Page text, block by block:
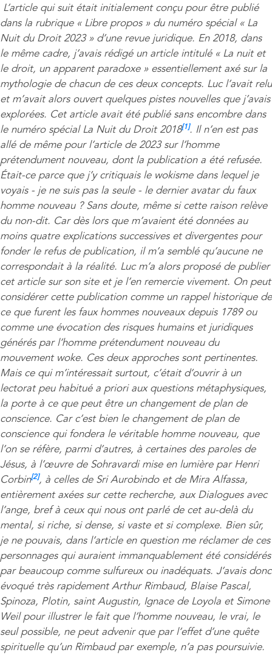
L’article qui suit était initialement conçu pour être publié
dans la rubrique « Libre propos » du numéro spécial « La
Nuit du Droit 2023 » d’une revue juridique. En 2018, dans
le même cadre, j’avais rédigé un article intitulé « La nuit et
le droit, un apparent paradoxe » essentiellement axé sur la
mythologie de chacun de ces deux concepts. Luc l’avait relu
et m’avait alors ouvert quelques pistes nouvelles que j’avais
explorées. Cet article avait été publié sans encombre dans
le numéro spécial La Nuit du Droit 2018[1]. Il n’en est pas
allé de même pour l’article de 2023 sur l’homme
prétendument nouveau, dont la publication a été refusée.
Était-ce parce que j’y critiquais le wokisme dans lequel je
voyais - je ne suis pas la seule - le dernier avatar du faux
homme nouveau ? Sans doute, même si cette raison relève
du non-dit. Car dès lors que m’avaient été données au
moins quatre explications successives et divergentes pour
fonder le refus de publication, il m’a semblé qu’aucune ne
correspondait à la réalité. Luc m’a alors proposé de publier
cet article sur son site et je l’en remercie vivement. On peut
considérer cette publication comme un rappel historique de
ce que furent les faux hommes nouveaux depuis 1789 ou
comme une évocation des risques humains et juridiques
générés par l’homme prétendument nouveau du
mouvement woke. Ces deux approches sont pertinentes.
Mais ce qui m’intéressait surtout, c’était d’ouvrir à un
lectorat peu habitué a priori aux questions métaphysiques,
la porte à ce que peut être un changement de plan de
conscience. Car c’est bien le changement de plan de
conscience qui fondera le véritable homme nouveau, que
l’on se réfère, parmi d’autres, à certaines des paroles de
Jésus, à l’œuvre de Sohravardi mise en lumière par Henri
Corbin[2], à celles de Sri Aurobindo et de Mira Alfassa,
entièrement axées sur cette recherche, aux Dialogues avec
l’ange, bref à ceux qui nous ont parlé de cet au-delà du
mental, si riche, si dense, si vaste et si complexe. Bien sûr,
je ne pouvais, dans l’article en question me réclamer de ces
personnages qui auraient immanquablement été considérés
par beaucoup comme sulfureux ou inadéquats. J’avais donc
évoqué très rapidementArthur Rimbaud, Blaise Pascal,
Spinoza, Plotin, saint Augustin, Ignace de Loyola et Simone
Weil pour illustrer le fait que l’homme nouveau, le vrai, le
seul possible, ne peut advenir que par l’effet d’une quête
spirituelle qu’un Rimbaud par exemple, n’a pas poursuivie.